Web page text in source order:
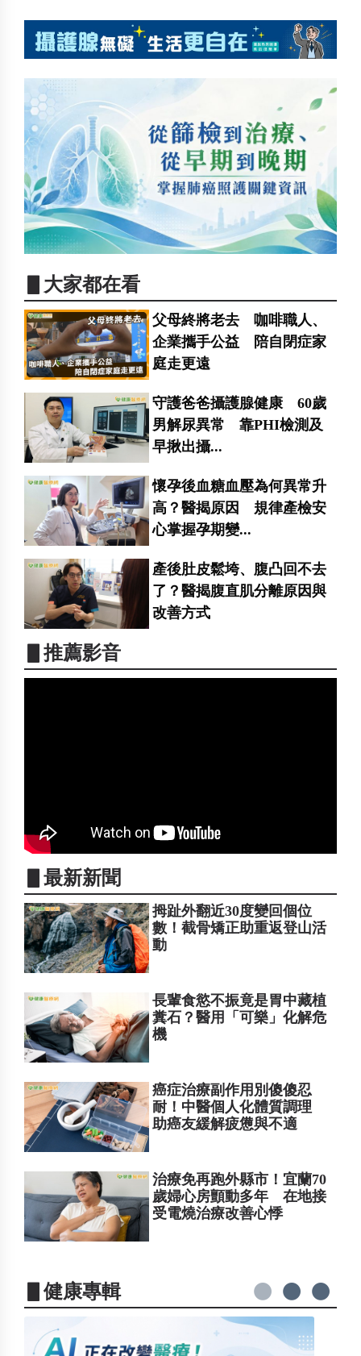
▋大家都在看
父母終將老去 咖啡職人、
企業攜手公益 陪自閉症家
庭走更遠
守護爸爸攝護腺健康 60歲
男解尿異常 靠PHI檢測及
早揪出攝...
懷孕後血糖血壓為何異常升
高？醫揭原因 規律產檢安
心掌握孕期變...
產後肚皮鬆垮、腹凸回不去
了？醫揭腹直肌分離原因與
改善方式
▋推薦影音
▋最新新聞
拇趾外翻近30度變回個位
數！截骨矯正助重返登山活
動
長輩食慾不振竟是胃中藏植
糞石？醫用「可樂」化解危
機
癌症治療副作用別傻傻忍
耐！中醫個人化體質調理
助癌友緩解疲憊與不適
治療免再跑外縣市！宜蘭70
歲婦心房顫動多年 在地接
受電燒治療改善心悸
▋健康專輯